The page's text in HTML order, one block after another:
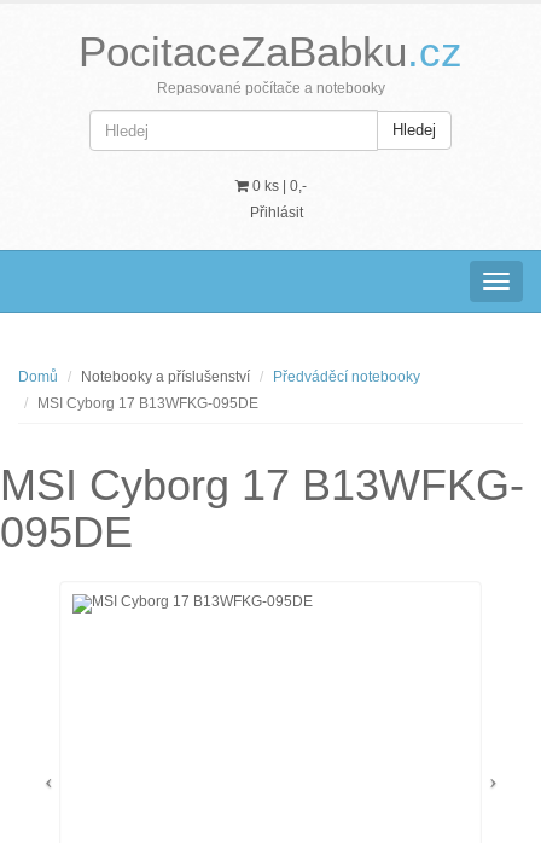
PocitaceZaBabku.cz
Repasované počítače a notebooky
Hledej
0 ks | 0,-
Přihlásit
Domů Notebooky a příslušenství
Předváděcí notebooky
MSI Cyborg 17 B13WFKG-095DE
MSI Cyborg 17 B13WFKG-
095DE